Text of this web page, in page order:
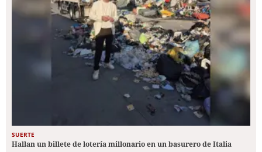
SUERTE
Hallan un billete de lotería millonario en un basurero de Italia